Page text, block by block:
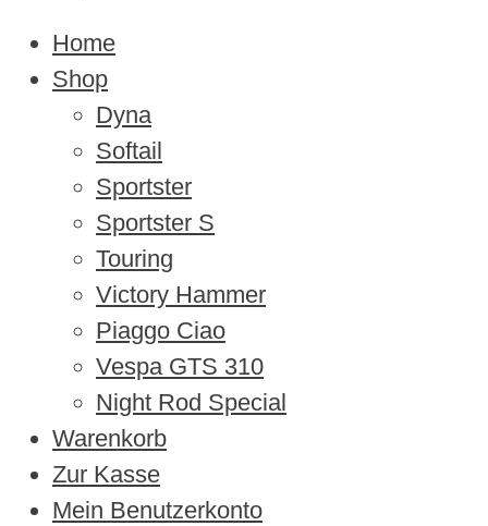
Home
Shop
Dyna
Softail
Sportster
Sportster S
Touring
Victory Hammer
Piaggo Ciao
Vespa GTS 310
Night Rod Special
Warenkorb
Zur Kasse
Mein Benutzerkonto